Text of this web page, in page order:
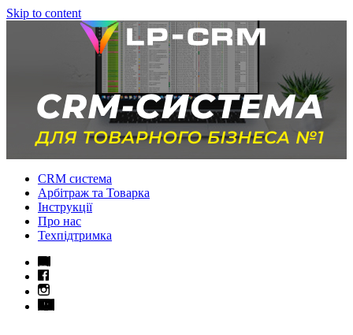
Skip to content
CRM система
Арбітраж та Товарка
Інструкції
Про нас
Техпідтримка